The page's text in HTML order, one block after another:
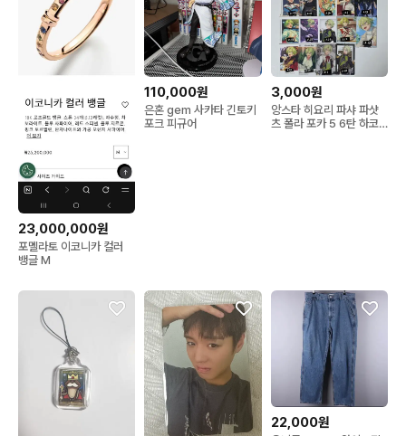
23,000,000원
포멜라토 이코니카 컬러
뱅글 M
110,000원
은혼 gem 사카타 긴토키
포크 피규어
3,000원
앙스타 히요리 파샤 파샷
츠 폴라 포카 5 6탄 하코
22,000원